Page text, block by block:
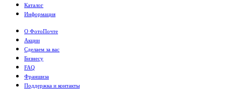
Каталог
Информация
О ФотоПочте
Акции
Сделаем за вас
Бизнесу
FAQ
Франшиза
Поддержка и контакты